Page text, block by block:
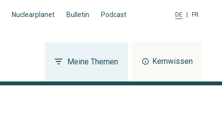
Nuclearplanet Bulletin Podcast DE FR
Meine Themen Kernwissen